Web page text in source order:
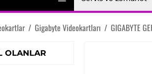
/ Gigabyte Videokartları / GIGABYTE
OLANLAR